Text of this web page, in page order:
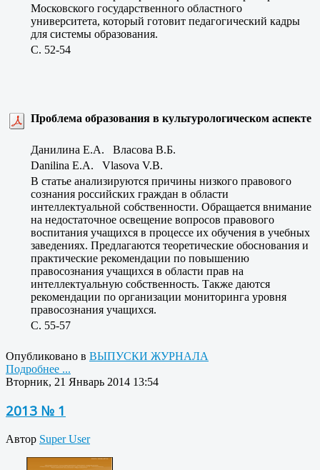
Московского государственного областного
университета, который готовит педагогический кадры
для системы образования.
C. 52-54
Проблема образования в культурологическом аспекте
Данилина Е.А. Власова В.Б.
Danilina E.A. Vlasova V.B.
В статье анализируются причины низкого правового
сознания российских граждан в области
интеллектуальной собственности. Обращается внимание
на недостаточное освещение вопросов правового
воспитания учащихся в процессе их обучения в учебных
заведениях. Предлагаются теоретические обоснования и
практические рекомендации по повышению
правосознания учащихся в области прав на
интеллектуальную собственность. Также даются
рекомендации по организации мониторинга уровня
правосознания учащихся.
C. 55-57
Опубликовано в ВЫПУСКИ ЖУРНАЛА
Подробнее ...
Вторник, 21 Январь 2014 13:54
2013 № 1
Автор Super User